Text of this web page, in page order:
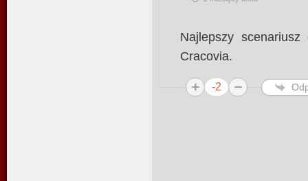
Najlepszy
Cracovia.
-2